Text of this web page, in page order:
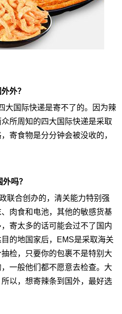
外？
国际快递是寄不了的。因为辣
所周知的四大国际快递是采取
寄食物是分分钟会被没收的，
吗？
合创办的，清关能力特别强
肉食和电池，其他的敏感货基
寄太多的话可能会过不了国内
的地国家后，EMS是采取海关
检，只要你的包裹不是特别大
一般他们都不愿意去检查。大
以，想寄辣条到国外，最好选